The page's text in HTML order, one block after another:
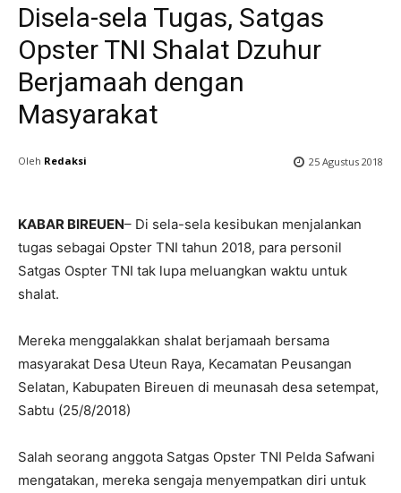
Disela-sela Tugas, Satgas
Opster TNI Shalat Dzuhur
Berjamaah dengan
Masyarakat
Oleh Redaksi 25 Agustus 2018
KABAR BIREUEN– Di sela-sela kesibukan menjalankan
tugas sebagai Opster TNI tahun 2018, para personil
Satgas Ospter TNI tak lupa meluangkan waktu untuk
shalat.
Mereka menggalakkan shalat berjamaah bersama
masyarakat Desa Uteun Raya, Kecamatan Peusangan
Selatan, Kabupaten Bireuen di meunasah desa setempat,
Sabtu (25/8/2018)
Salah seorang anggota Satgas Opster TNI Pelda Safwani
mengatakan, mereka sengaja menyempatkan diri untuk